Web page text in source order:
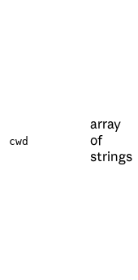
cwd
array
of
strings